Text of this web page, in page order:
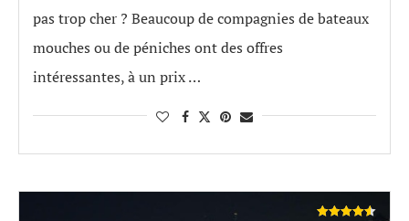
pas trop cher ? Beaucoup de compagnies de bateaux
mouches ou de péniches ont des offres
intéressantes, à un prix …